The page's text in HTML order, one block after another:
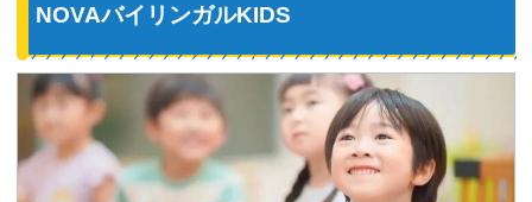
NOVAバイリンガルKIDS